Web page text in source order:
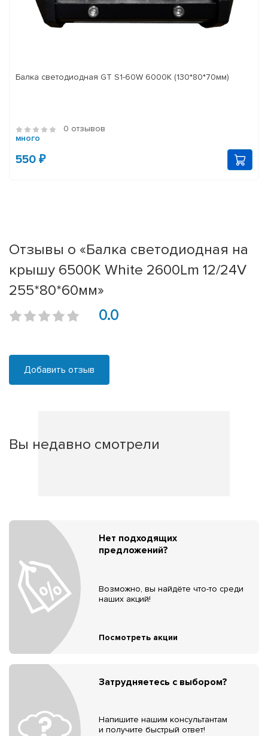
Балка светодиодная GT S1-60W 6000K (130*80*70мм)
0 отзывов
много
550 ₽
Отзывы о «Балка светодиодная на
крышу 6500К White 2600Lm 12/24V
255*80*60мм»
0.0
Добавить отзыв
Вы недавно смотрели
Нет подходящих
предложений?
Возможно, вы найдёте что-то среди
наших акций!
Посмотреть акции
Затрудняетесь с выбором?
Напишите нашим консультантам
и получите быстрый ответ!